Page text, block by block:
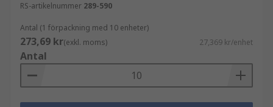
RS-artikelnummer 289-590
Antal (1 förpackning med 10 enheter)
273,69 kr(exkl. moms) 27,369 kr/enhet
Antal